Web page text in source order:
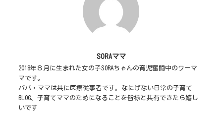
SORAママ
2018年８月に生まれた女の子SORAちゃんの育児奮闘中のワーマ
マです。
パパ・ママは共に医療従事者です。なにげない日常の子育て
BLOG、子育てママのためになることを皆様と共有できたら嬉し
いです